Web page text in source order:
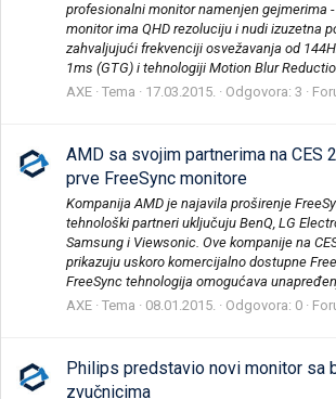
profesionalni monitor namenjen gejmerima -
monitor ima QHD rezoluciju i nudi izuzetna
zahvaljujući frekvenciji osvežavanja od
1ms (GTG) i tehnologiji Motion Blur
AXE Tema 17.03.2015. Odgovora: 3
AMD sa svojim partnerima na CES
prve FreeSync monitore
Kompanija AMD je najavila proširenje
tehnološki partneri uključuju BenQ, LG
Samsung i Viewsonic. Ove kompanije na
prikazuju uskoro komercijalno dostupne
FreeSync tehnologija omogućava
AXE Tema 08.01.2015. Odgovora: 0
Philips predstavio novi monitor sa
zvučnicima